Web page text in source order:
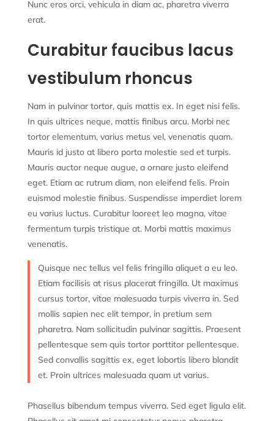
Nunc eros orci, vehicula in diam ac, pharetra viverra
erat.
Curabitur faucibus lacus
vestibulum rhoncus
Nam in pulvinar tortor, quis mattis ex. In eget nisi felis.
In quis ultrices neque, mattis finibus arcu. Morbi nec
tortor elementum, varius metus vel, venenatis quam.
Mauris id justo at libero porta molestie sed et turpis.
Mauris auctor neque augue, a ornare justo eleifend
eget. Etiam ac rutrum diam, non eleifend felis. Proin
euismod molestie finibus. Suspendisse imperdiet lorem
eu varius luctus. Curabitur laoreet leo magna, vitae
fermentum turpis tristique at. Morbi mattis maximus
venenatis.
Quisque nec tellus vel felis fringilla aliquet a eu leo.
Etiam facilisis at risus placerat fringilla. Ut maximus
cursus tortor, vitae malesuada turpis viverra in. Sed
mollis sapien nec elit tempor, in pretium sem
pharetra. Nam sollicitudin pulvinar sagittis. Praesent
pellentesque sem quis tortor porttitor pellentesque.
Sed convallis sagittis ex, eget lobortis libero blandit
et. Proin ultrices malesuada quam ut varius.
Phasellus bibendum tempus viverra. Sed eget ligula elit.